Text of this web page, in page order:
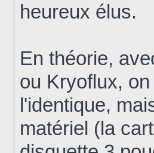
heureux élus.
En théorie,
ou Kryoflux,
l'identique,
matériel (la